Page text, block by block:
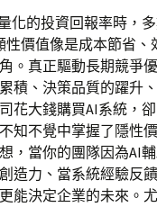
化的投資回報率時，
價值像是成本節省、
。真正驅動長期競爭
積、決策品質的躍升
花大錢購買AI系統，
知不覺中掌握了隱性
，當你的團隊因為AI
造力、當系統經驗反
能決定企業的未來。